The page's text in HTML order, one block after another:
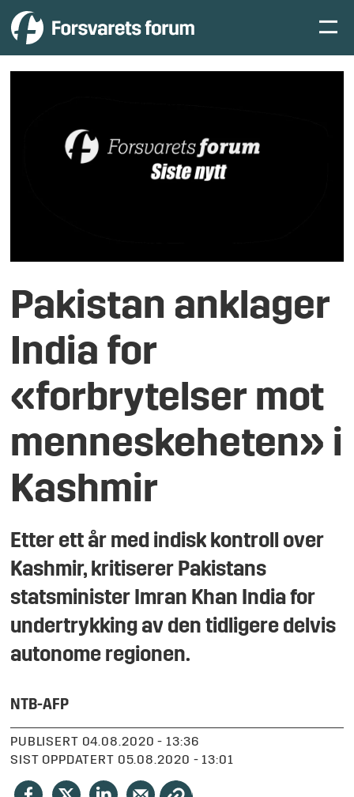
Pakistan anklager
India for
«forbrytelser mot
menneskeheten» i
Kashmir
Etter ett år med indisk kontroll over
Kashmir, kritiserer Pakistans
statsminister Imran Khan India for
undertrykking av den tidligere delvis
autonome regionen.
NTB-AFP
PUBLISERT
04.08.2020 - 13:36
SIST OPPDATERT
05.08.2020 - 13:01